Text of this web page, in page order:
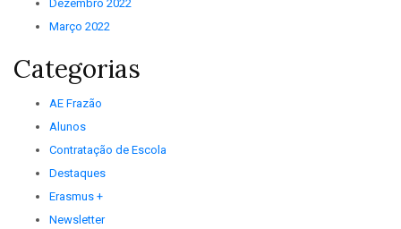
Dezembro 2022
Março 2022
Categorias
AE Frazão
Alunos
Contratação de Escola
Destaques
Erasmus +
Newsletter